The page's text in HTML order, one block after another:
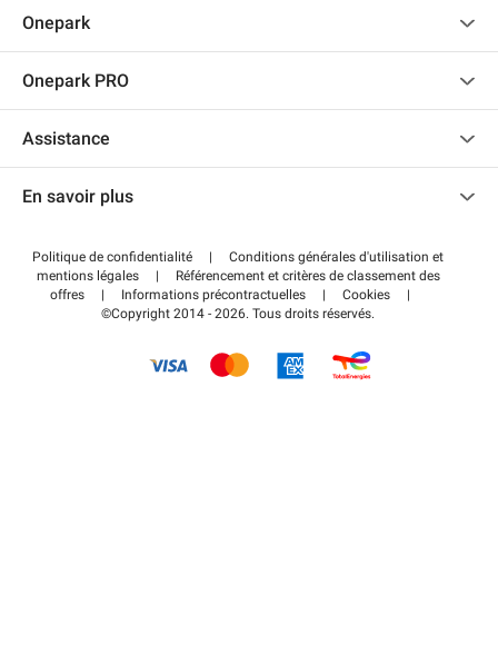
Onepark
Recrutement
Onepark PRO
Accéder à mon espace partenaire
Assistance
Centre d'aide
Régler votre stationnement FLOW
En savoir plus
Wiki
Guide du stationnement
Politique de confidentialité |
Conditions générales d'utilisation et
mentions légales
|
Référencement et critères de classement des
offres
| Informations précontractuelles | Cookies
|
©Copyright 2014 - 2026. Tous droits réservés.